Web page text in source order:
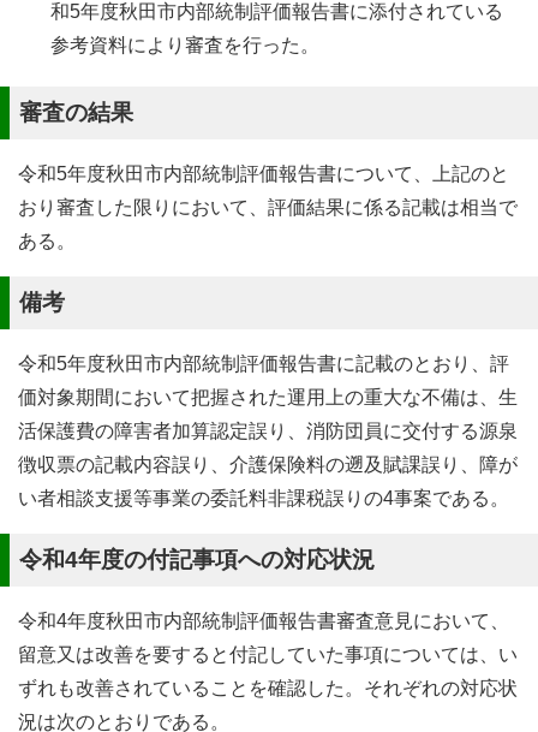
和5年度秋田市内部統制評価報告書に添付されている
参考資料により審査を行った。
審査の結果
令和5年度秋田市内部統制評価報告書について、上記のと
おり審査した限りにおいて、評価結果に係る記載は相当で
ある。
備考
令和5年度秋田市内部統制評価報告書に記載のとおり、評
価対象期間において把握された運用上の重大な不備は、生
活保護費の障害者加算認定誤り、消防団員に交付する源泉
徴収票の記載内容誤り、介護保険料の遡及賦課誤り、障が
い者相談支援等事業の委託料非課税誤りの4事案である。
令和4年度の付記事項への対応状況
令和4年度秋田市内部統制評価報告書審査意見において、
留意又は改善を要すると付記していた事項については、い
ずれも改善されていることを確認した。それぞれの対応状
況は次のとおりである。